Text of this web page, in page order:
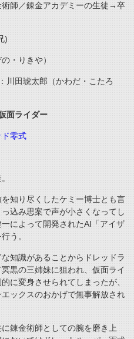
師／錬金アカデミーの生徒→卒
)
・りきや）
川田琥太郎（かわだ・こたろ
面ライダー
零式
知り尽くしたケミー博士とも言
込み思案で声が小さくなってし
によって開発されたAI「アイザ
う。
知識があることからドレッドラ
黒の三姉妹に狙われ、仮面ライ
に変身させられてしまったが、
ックスのおかげで無事解放され
錬金術師としての腕を磨き上